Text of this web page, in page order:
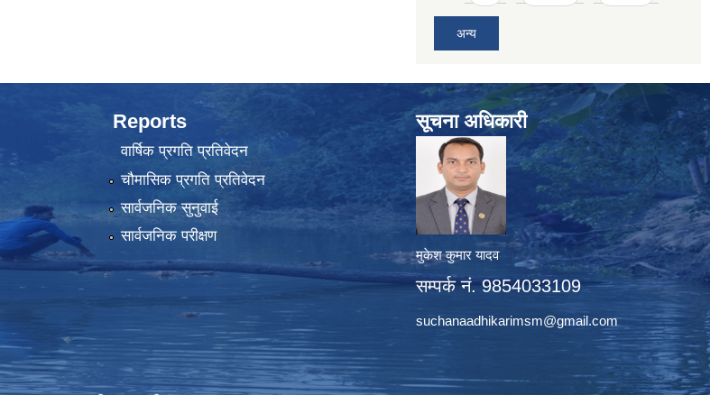
अन्य
Reports
वार्षिक प्रगति प्रतिवेदन
चौमासिक प्रगति प्रतिवेदन
सार्वजनिक सुनुवाई
सार्वजनिक परीक्षण
सूचना अधिकारी
मुकेश कुमार यादव
सम्पर्क नं. 9854033109
suchanaadhikarimsm@gmail.com